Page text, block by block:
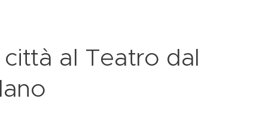
al Teatro dal